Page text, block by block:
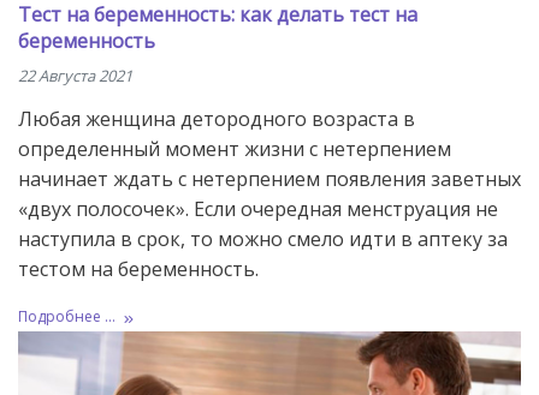
Тест на беременность: как делать тест на
беременность
22 Августа 2021
Любая женщина детородного возраста в
определенный момент жизни с нетерпением
начинает ждать с нетерпением появления заветных
«двух полосочек». Если очередная менструация не
наступила в срок, то можно смело идти в аптеку за
тестом на беременность.
Подробнее ...